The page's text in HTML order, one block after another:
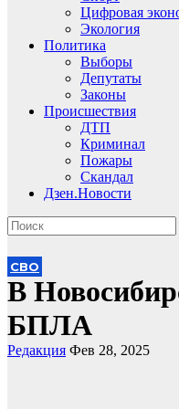
Цифровая
Экология
Политика
Выборы
Депутаты
Законы
Происшествия
ДТП
Криминал
Пожары
Скандал
Дзен.Новости
СВО
В
БПЛА
Редакция Фев 28, 2025